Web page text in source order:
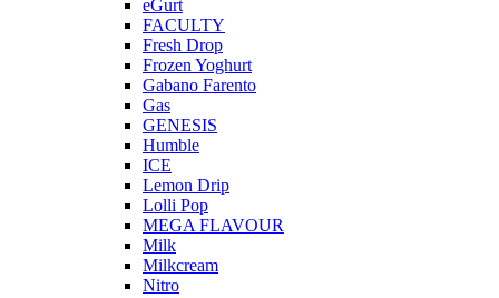
eGurt
FACULTY
Fresh Drop
Frozen Yoghurt
Gabano Farento
Gas
GENESIS
Humble
ICE
Lemon Drip
Lolli Pop
MEGA FLAVOUR
Milk
Milkcream
Nitro